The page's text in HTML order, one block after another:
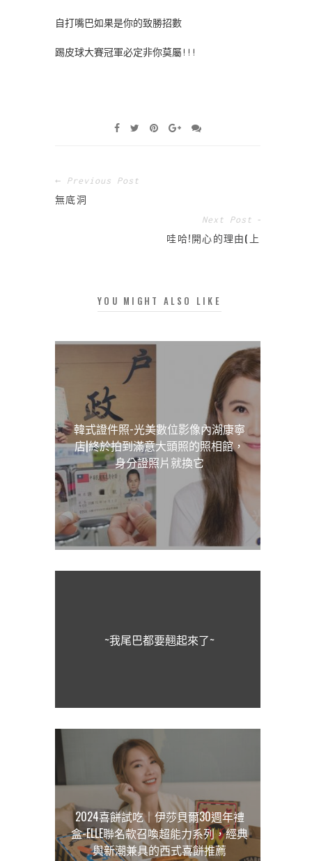
自打嘴巴如果是你的致勝招數
踢皮球大賽冠軍必定非你莫屬!!!
← Previous Post
無底洞
Next Post →
哇哈!開心的理由(上)
YOU MIGHT ALSO LIKE
韓式證件照-光美數位影像內湖康寧
店|終於拍到滿意大頭照的照相館，
身分證照片就換它
~我尾巴都要翹起來了~
2024喜餅試吃｜伊莎貝爾30週年禮
盒-ELLE聯名款召喚超能力系列，經典
與新潮兼具的西式喜餅推薦